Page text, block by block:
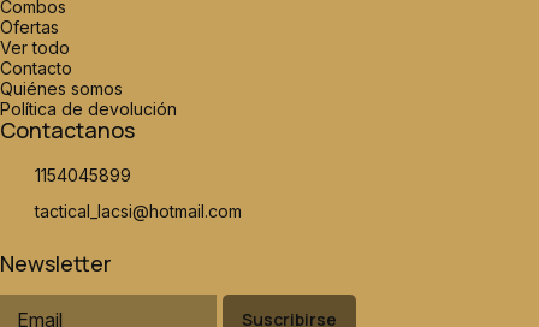
Combos
Ofertas
Ver todo
Contacto
Quiénes somos
Política de devolución
Contactanos
1154045899
tactical_lacsi@hotmail.com
Newsletter
Suscribirse